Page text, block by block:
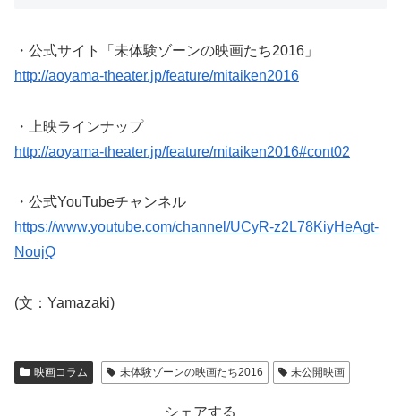
・公式サイト「未体験ゾーンの映画たち2016」
http://aoyama-theater.jp/feature/mitaiken2016
・上映ラインナップ
http://aoyama-theater.jp/feature/mitaiken2016#cont02
・公式YouTubeチャンネル
https://www.youtube.com/channel/UCyR-z2L78KiyHeAgt-
NoujQ
(文：Yamazaki)
映画コラム 未体験ゾーンの映画たち2016 未公開映画
シェアする